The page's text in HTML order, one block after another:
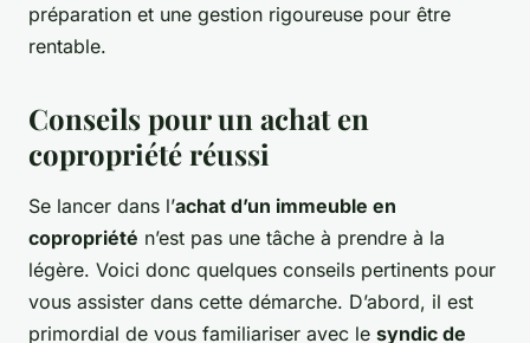
préparation et une gestion rigoureuse pour être
rentable.
Conseils pour un achat en
copropriété réussi
Se lancer dans l’achat d’un immeuble en
copropriété n’est pas une tâche à prendre à la
légère. Voici donc quelques conseils pertinents pour
vous assister dans cette démarche. D’abord, il est
primordial de vous familiariser avec le syndic de